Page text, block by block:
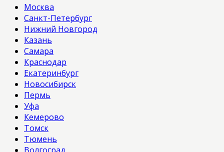
Москва
Санкт-Петербург
Нижний Новгород
Казань
Самара
Краснодар
Екатеринбург
Новосибирск
Пермь
Уфа
Кемерово
Томск
Тюмень